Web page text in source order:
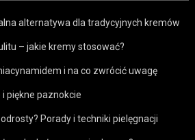
alternatywa dla tradycyjnych kremów
– jakie kremy stosować?
i na co zwrócić uwagę
piękne paznokcie
Porady i techniki pielęgnacji